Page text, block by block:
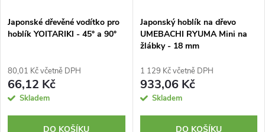
r
o
d
u
p
r
o
d
Japonské dřevěné vodítko pro
hoblík YOITARIKI - 45° a 90°
80,01 Kč včetně DPH
66,12 Kč
Skladem
DO KOŠÍKU
Japonský hoblík na dřevo
UMEBACHI RYUMA Mini na
žlábky - 18 mm
1 129 Kč včetně DPH
933,06 Kč
Skladem
DO KOŠÍKU